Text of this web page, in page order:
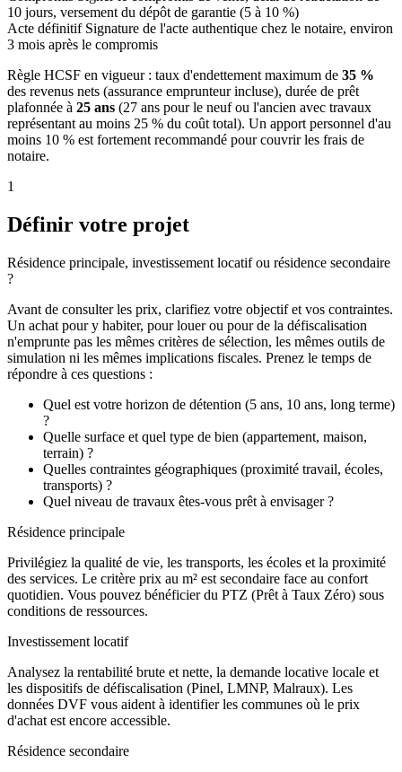
10 jours, versement du dépôt de garantie (5 à 10 %)
Acte définitif Signature de l'acte authentique chez le notaire, environ
3 mois après le compromis
Règle HCSF en vigueur : taux d'endettement maximum de 35 %
des revenus nets (assurance emprunteur incluse), durée de prêt
plafonnée à 25 ans (27 ans pour le neuf ou l'ancien avec travaux
représentant au moins 25 % du coût total). Un apport personnel d'au
moins 10 % est fortement recommandé pour couvrir les frais de
notaire.
1
Définir votre projet
Résidence principale, investissement locatif ou résidence secondaire
?
Avant de consulter les prix, clarifiez votre objectif et vos contraintes.
Un achat pour y habiter, pour louer ou pour de la défiscalisation
n'emprunte pas les mêmes critères de sélection, les mêmes outils de
simulation ni les mêmes implications fiscales. Prenez le temps de
répondre à ces questions :
Quel est votre horizon de détention (5 ans, 10 ans, long terme)
?
Quelle surface et quel type de bien (appartement, maison,
terrain) ?
Quelles contraintes géographiques (proximité travail, écoles,
transports) ?
Quel niveau de travaux êtes-vous prêt à envisager ?
Résidence principale
Privilégiez la qualité de vie, les transports, les écoles et la proximité
des services. Le critère prix au m² est secondaire face au confort
quotidien. Vous pouvez bénéficier du PTZ (Prêt à Taux Zéro) sous
conditions de ressources.
Investissement locatif
Analysez la rentabilité brute et nette, la demande locative locale et
les dispositifs de défiscalisation (Pinel, LMNP, Malraux). Les
données DVF vous aident à identifier les communes où le prix
d'achat est encore accessible.
Résidence secondaire